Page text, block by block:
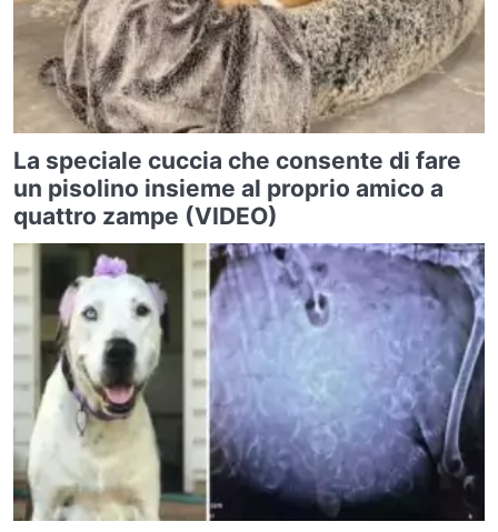
La speciale cuccia che consente di fare
un pisolino insieme al proprio amico a
quattro zampe (VIDEO)